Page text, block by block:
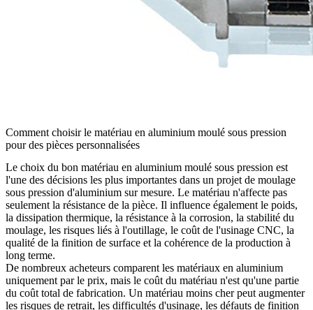
Comment choisir le matériau en aluminium moulé sous pression
pour des pièces personnalisées
Le choix du bon matériau en aluminium moulé sous pression est
l'une des décisions les plus importantes dans un projet de moulage
sous pression d'aluminium sur mesure. Le matériau n'affecte pas
seulement la résistance de la pièce. Il influence également le poids,
la dissipation thermique, la résistance à la corrosion, la stabilité du
moulage, les risques liés à l'outillage, le coût de l'usinage CNC, la
qualité de la finition de surface et la cohérence de la production à
long terme.
De nombreux acheteurs comparent les matériaux en aluminium
uniquement par le prix, mais le coût du matériau n'est qu'une partie
du coût total de fabrication. Un matériau moins cher peut augmenter
les risques de retrait, les difficultés d'usinage, les défauts de finition